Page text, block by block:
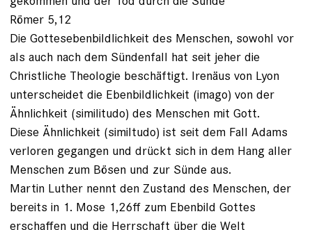
Römer 5,12
Die Gottesebenbildlichkeit des Menschen, sowohl vor
als auch nach dem Sündenfall hat seit jeher die
Christliche Theologie beschäftigt. Irenäus von Lyon
unterscheidet die Ebenbildlichkeit (imago) von der
Ähnlichkeit (similitudo) des Menschen mit Gott.
Diese Ähnlichkeit (similtudo) ist seit dem Fall Adams
verloren gegangen und drückt sich in dem Hang aller
Menschen zum Bösen und zur Sünde aus.
Martin Luther nennt den Zustand des Menschen, der
bereits in 1. Mose 1,26ff zum Ebenbild Gottes
erschaffen und die Herrschaft über die Welt